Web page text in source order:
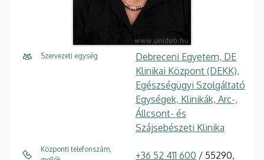
Szervezeti egység
Debreceni Egyetem, DE
Klinikai Központ (DEKK),
Egészségügyi Szolgáltató
Egységek, Klinikák, Arc-,
Állcsont- és
Szájsebészeti Klinika
Központi telefonszám,
+36 52 411 600 / 55290,